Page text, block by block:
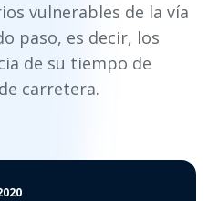
vulnerables de la vía
paso, es decir, los
de su tiempo de
carretera.